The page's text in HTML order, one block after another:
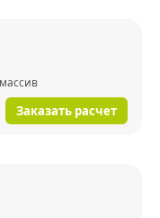
Заказать расчет